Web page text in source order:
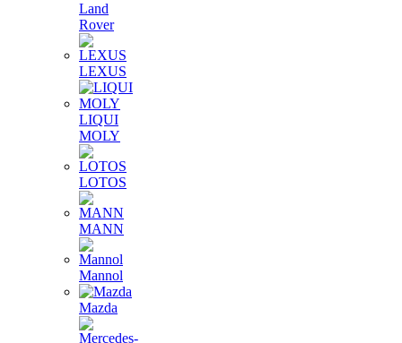
Land
Rover
LEXUS
LIQUI
MOLY
LOTOS
MANN
Mannol
Mazda